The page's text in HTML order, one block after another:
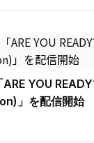
YOU
」を配信開始